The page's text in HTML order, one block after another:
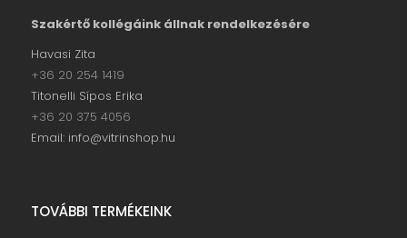
Szakértő kollégáink állnak rendelkezésére
Havasi Zita
+36 20 254 1419
Titonelli Sípos Erika
+36 20 375 4056
Email: info@vitrinshop.hu
TOVÁBBI TERMÉKEINK